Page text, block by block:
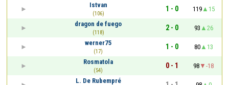
Istvan
(106)
1 - 0 119
15
dragon de fuego
(118)
2 - 0 93
26
werner75
(17)
1 - 0 80
13
Rosmatola
(54)
0 - 1 98
-18
L. De Rubempré